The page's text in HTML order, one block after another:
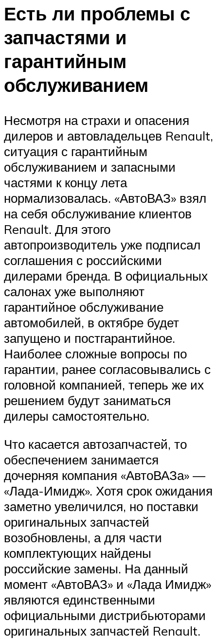
Есть ли проблемы с
запчастями и
гарантийным
обслуживанием
Несмотря на страхи и опасения
дилеров и автовладельцев Renault,
ситуация с гарантийным
обслуживанием и запасными
частями к концу лета
нормализовалась. «АвтоВАЗ» взял
на себя обслуживание клиентов
Renault. Для этого
автопроизводитель уже подписал
соглашения с российскими
дилерами бренда. В официальных
салонах уже выполняют
гарантийное обслуживание
автомобилей, в октябре будет
запущено и постгарантийное.
Наиболее сложные вопросы по
гарантии, ранее согласовывались с
головной компанией, теперь же их
решением будут заниматься
дилеры самостоятельно.
Что касается автозапчастей, то
обеспечением занимается
дочерняя компания «АвтоВАЗа» —
«Лада-Имидж». Хотя срок ожидания
заметно увеличился, но поставки
оригинальных запчастей
возобновлены, а для части
комплектующих найдены
российские замены. На данный
момент «АвтоВАЗ» и «Лада Имидж»
являются единственными
официальными дистрибьюторами
оригинальных запчастей Renault.